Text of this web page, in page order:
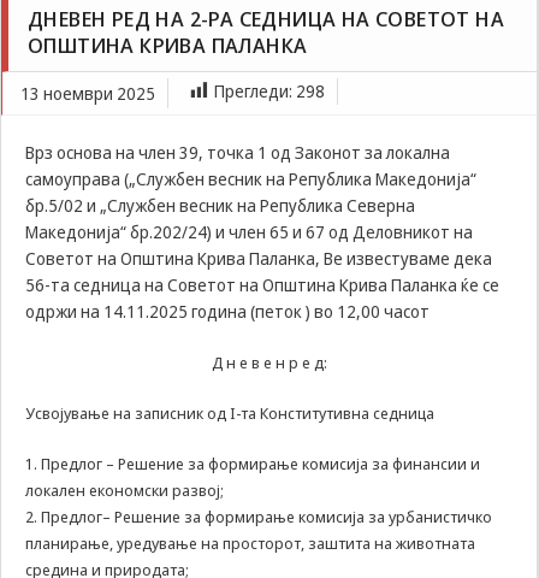
ДНЕВЕН РЕД НА 2-РА СЕДНИЦА НА СОВЕТОТ НА
ОПШТИНА КРИВА ПАЛАНКА
13 ноември 2025 Прегледи: 298
ноември 13, 2025 Grozdancho Hristovski
Дневен ред на 2-ра седница на Советот на
Општина Крива Паланка
Врз основа на член 39, точка 1 од Законот за локална
самоуправа („Службен весник на Република Македонија“
бр.5/02 и „Службен весник на Република Северна
Македонија“ бр.202/24) и член 65 и 67 од Деловникот на
Советот на Општина Крива Паланка, Ве известуваме дека
56-та седница на Советот на Општина Крива Паланка ќе се
одржи на 14.11.2025 година (петок ) во 12,00 часот
Д н е в е н р е д:
Усвојување на записник од I-та Конститутивна седница
1. Предлог – Решение за формирање комисија за финансии и
локален економски развој;
2. Предлог– Решение за формирање комисија за урбанистичко
планирање, уредување на просторот, заштита на животната
средина и природата;
Задолжителни
Сесиските
колачиња, кои се
зачувуваат во
датотеката на
колачето на
Вашиот интернет
пребарувач
додека не ја
завршите сесијата
колачиња се
одредени
функционалности
страница за
нејзина правилна
работа.Сесиските